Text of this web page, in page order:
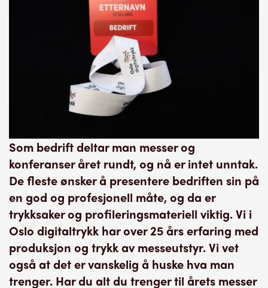
Som bedrift deltar man messer og
konferanser året rundt, og nå er intet unntak.
De fleste ønsker å presentere bedriften sin på
en god og profesjonell måte, og da er
trykksaker og profileringsmateriell viktig. Vi i
Oslo digitaltrykk har over 25 års erfaring med
produksjon og trykk av messeutstyr. Vi vet
også at det er vanskelig å huske hva man
trenger. Har du alt du trenger til årets messer